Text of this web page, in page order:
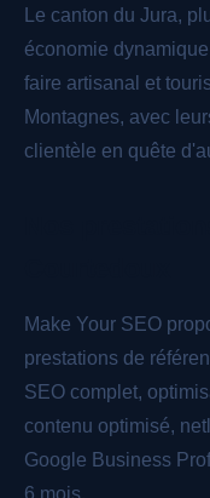
Le canton du Jura,
économie
faire artisanal et
Montagnes, avec
clientèle en quête
Make Your SEO
prestations de
SEO complet,
contenu optimisé,
Google Business
6 mois.